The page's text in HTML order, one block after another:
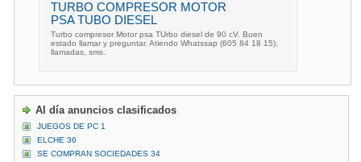
TURBO COMPRESOR MOTOR
PSA TUBO DIESEL
Turbo compresor Motor psa TUrbo diesel de 90 cV. Buen
estado llamar y preguntar. Atiendo Whatssap (605 84 18 15),
llamadas, sms.
Al día anuncios clasificados
JUEGOS DE PC 1
ELCHE 36
SE COMPRAN SOCIEDADES 34